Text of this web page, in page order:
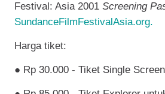
Festival: Asia 2001 Screening
SundanceFilmFestivalAsia.org.
Harga tiket:
● Rp 30.000 - Tiket Single